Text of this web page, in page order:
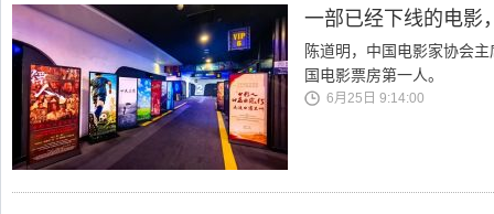
一部已经下线的电影
陈道明，中国电影家协会
国电影票房第一人。
6月25日 9:14:00